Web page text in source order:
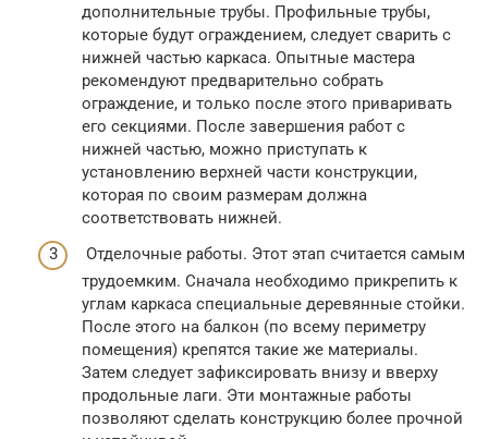
дополнительные трубы. Профильные трубы,
которые будут ограждением, следует сварить с
нижней частью каркаса. Опытные мастера
рекомендуют предварительно собрать
ограждение, и только после этого приваривать
его секциями. После завершения работ с
нижней частью, можно приступать к
установлению верхней части конструкции,
которая по своим размерам должна
соответствовать нижней.
Отделочные работы. Этот этап считается самым
трудоемким. Сначала необходимо прикрепить к
углам каркаса специальные деревянные стойки.
После этого на балкон (по всему периметру
помещения) крепятся такие же материалы.
Затем следует зафиксировать внизу и вверху
продольные лаги. Эти монтажные работы
позволяют сделать конструкцию более прочной